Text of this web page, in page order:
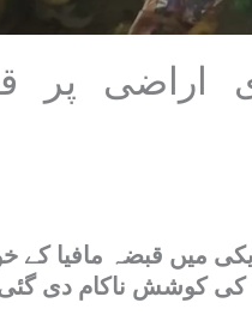
اراضی پر
میں قبضہ مافیا کے
کی کوشش ناکام دی گئی